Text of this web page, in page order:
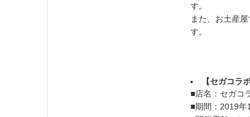
す。
また、お土産
す。
【セガコラ
■店名：セガコ
■期間：2019年